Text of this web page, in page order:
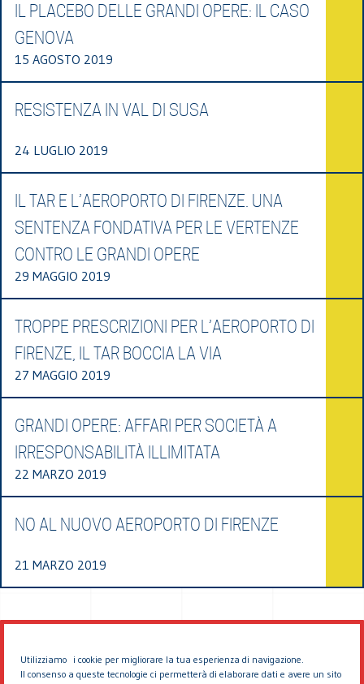
Utilizziamo i cookie per migliorare la tua esperienza di navigazione.
Il consenso a queste tecnologie ci permetterà di elaborare dati e avere un sito
IL PLACEBO DELLE GRANDI OPERE: IL CASO
GENOVA
15 AGOSTO 2019
RESISTENZA IN VAL DI SUSA
24 LUGLIO 2019
IL TAR E L’AEROPORTO DI FIRENZE. UNA
SENTENZA FONDATIVA PER LE VERTENZE
CONTRO LE GRANDI OPERE
29 MAGGIO 2019
TROPPE PRESCRIZIONI PER L’AEROPORTO DI
FIRENZE, IL TAR BOCCIA LA VIA
27 MAGGIO 2019
GRANDI OPERE: AFFARI PER SOCIETÀ A
IRRESPONSABILITÀ ILLIMITATA
22 MARZO 2019
NO AL NUOVO AEROPORTO DI FIRENZE
21 MARZO 2019